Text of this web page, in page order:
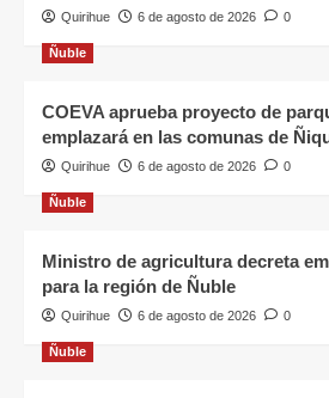
Quirihue 6 de agosto de 2026 0
Ñuble
COEVA aprueba proyecto de
emplazará en las comunas de
Quirihue 6 de agosto de 2026 0
Ñuble
Ministro de agricultura decreta
para la región de Ñuble
Quirihue 6 de agosto de 2026 0
Ñuble